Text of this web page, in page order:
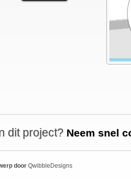
dit project? Neem snel
door QwibbleDesigns